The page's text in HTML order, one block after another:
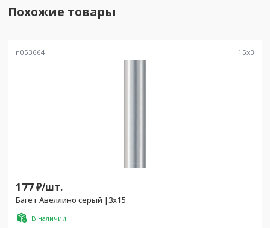
Похожие товары
n053664 15x3
177₽/шт.
Багет Авеллино серый |3х15
В наличии